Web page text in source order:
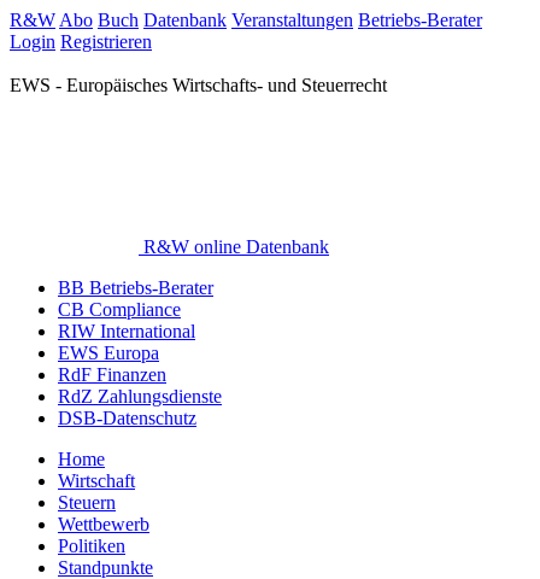
R&W Abo Buch Datenbank Veranstaltungen Betriebs-Berater
Login Registrieren
EWS - Europäisches Wirtschafts- und Steuerrecht
R&W online Datenbank
BB Betriebs-Berater
CB Compliance
RIW International
EWS Europa
RdF Finanzen
RdZ Zahlungsdienste
DSB-Datenschutz
Home
Wirtschaft
Steuern
Wettbewerb
Politiken
Standpunkte